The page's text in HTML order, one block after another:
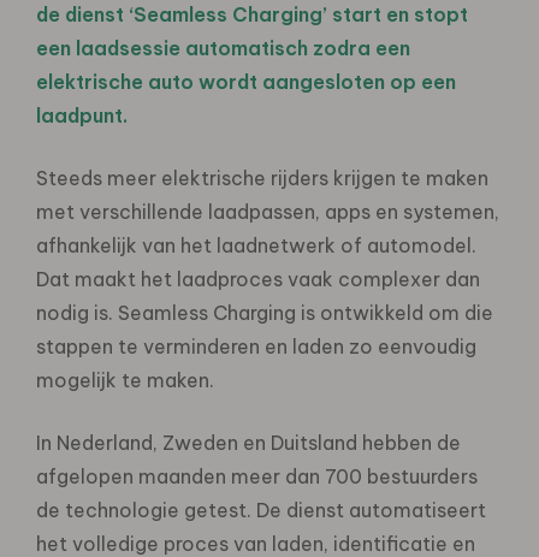
de dienst ‘Seamless Charging’ start en stopt
een laadsessie automatisch zodra een
elektrische auto wordt aangesloten op een
laadpunt.
Steeds meer elektrische rijders krijgen te maken
met verschillende laadpassen, apps en systemen,
afhankelijk van het laadnetwerk of automodel.
Dat maakt het laadproces vaak complexer dan
nodig is. Seamless Charging is ontwikkeld om die
stappen te verminderen en laden zo eenvoudig
mogelijk te maken.
In Nederland, Zweden en Duitsland hebben de
afgelopen maanden meer dan 700 bestuurders
de technologie getest. De dienst automatiseert
het volledige proces van laden, identificatie en